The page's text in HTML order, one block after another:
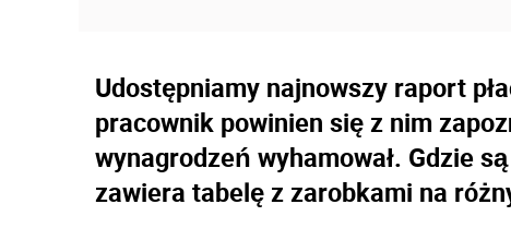
Udostępniamy najnowszy raport
pracownik powinien się z nim
wynagrodzeń wyhamował. Gdzie
zawiera tabelę z zarobkami na